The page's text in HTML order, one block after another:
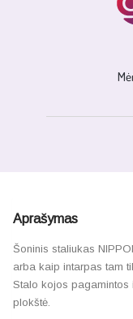
Aprašymas
Šoninis staliukas
arba kaip intarpas tam
Stalo kojos pagamintos
plokštė.